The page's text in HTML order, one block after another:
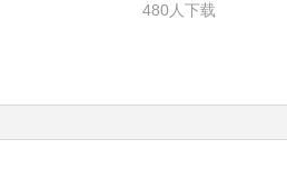
480人下载